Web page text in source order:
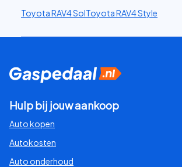
Toyota RAV4 SolToyota RAV4 Style
Hulp bij jouw aankoop
Auto kopen
Autokosten
Auto onderhoud